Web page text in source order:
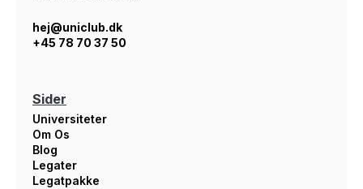
hej@uniclub.dk
+45 78 70 37 50
Sider
Universiteter
Om Os
Blog
Legater
Legatpakke